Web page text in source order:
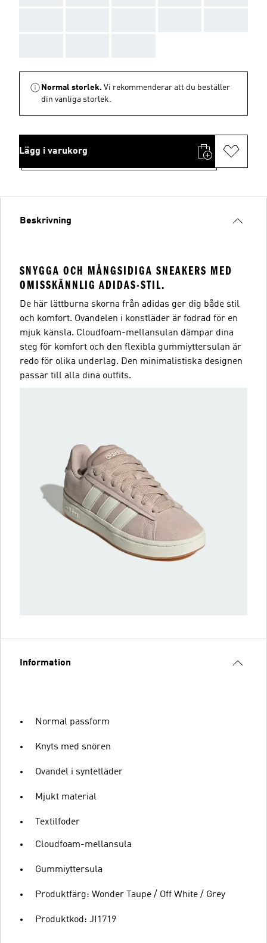
Normal storlek. Vi rekommenderar att du beställer
din vanliga storlek.
Lägg i varukorg
Beskrivning
SNYGGA OCH MÅNGSIDIGA SNEAKERS MED
OMISSKÄNNLIG ADIDAS-STIL.
De här lättburna skorna från adidas ger dig både stil
och komfort. Ovandelen i konstläder är fodrad för en
mjuk känsla. Cloudfoam-mellansulan dämpar dina
steg för komfort och den flexibla gummiyttersulan är
redo för olika underlag. Den minimalistiska designen
passar till alla dina outfits.
Information
Normal passform
Knyts med snören
Ovandel i syntetläder
Mjukt material
Textilfoder
Cloudfoam-mellansula
Gummiyttersula
Produktfärg: Wonder Taupe / Off White / Grey
Produktkod: JI1719